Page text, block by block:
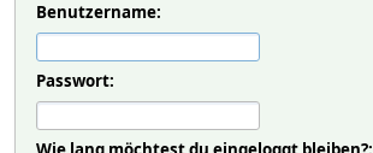
Benutzername:
Passwort: